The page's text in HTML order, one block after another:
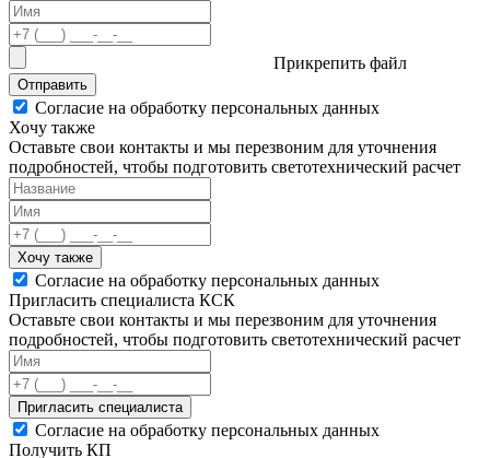
Прикрепить файл
Отправить
Согласие на обработку персональных данных
Хочу также
Оставьте свои контакты и мы перезвоним для уточнения
подробностей, чтобы подготовить светотехнический расчет
Хочу также
Согласие на обработку персональных данных
Пригласить специалиста КСК
Оставьте свои контакты и мы перезвоним для уточнения
подробностей, чтобы подготовить светотехнический расчет
Пригласить специалиста
Согласие на обработку персональных данных
Получить КП